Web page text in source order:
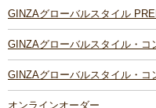
GINZAグローバルスタイル
GINZAグローバルスタイル・
GINZAグローバルスタイル・コ
オンラインオーダー